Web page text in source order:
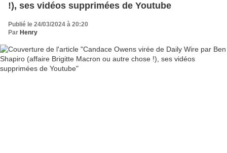
!), ses vidéos supprimées de Youtube
Publié le 24/03/2024 à 20:20
Par Henry